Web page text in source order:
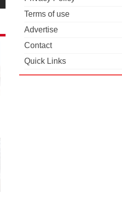
Terms of use
Advertise
Contact
Quick Links